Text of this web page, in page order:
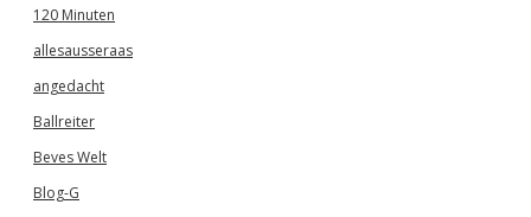
120 Minuten
allesausseraas
angedacht
Ballreiter
Beves Welt
Blog-G